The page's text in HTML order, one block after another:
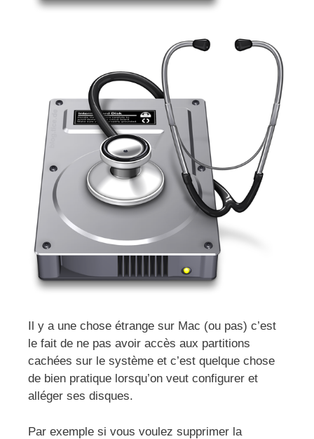
Il y a une chose étrange sur Mac (ou pas) c’est
le fait de ne pas avoir accès aux partitions
cachées sur le système et c’est quelque chose
de bien pratique lorsqu’on veut configurer et
alléger ses disques.
Par exemple si vous voulez supprimer la